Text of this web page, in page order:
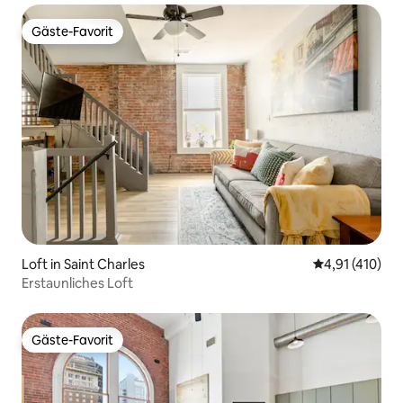
Gäste-Favorit
Gäste-Favorit
Loft in Saint Charles
4,91 (410)
Erstaunliches Loft
Gäste-Favorit
Gäste-Favorit